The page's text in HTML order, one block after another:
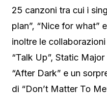
25 canzoni tra cui i
plan”, “Nice for what”
inoltre le
“Talk Up”, Static
“After Dark” e un
di “Don’t Matter To